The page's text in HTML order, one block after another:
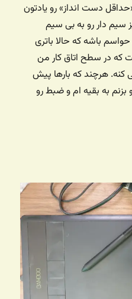
دست انداز» رو یادتون
سیم دار رو به بی سیم
باشه که حالا باتری
سیم این ۳ متر است که در سطح اتاق کار من
هرچند که بارها پیش
بزنم به بقیه ام و ضبط رو